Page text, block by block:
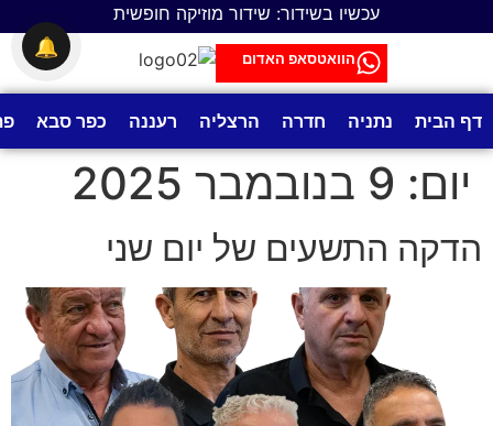
עכשיו בשידור: שידור מוזיקה חופשית
הוואטסאפ האדום
דף הבית נתניה חדרה הרצליה רעננה כפר סבא
יום: 9 בנובמבר 2025
הדקה התשעים של יום שני
🔔